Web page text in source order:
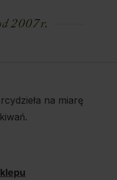
2007 r.
na miarę